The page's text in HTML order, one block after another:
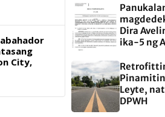
City,
Dira
ika-5 ng
Leyte,
DPWH